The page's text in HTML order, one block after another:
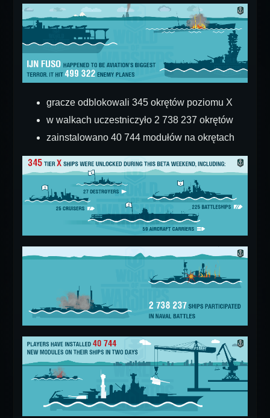
gracze odblokowali 345 okrętów poziomu X
w walkach uczestniczyło 2 738 237 okrętów
zainstalowano 40 744 modułów na okrętach